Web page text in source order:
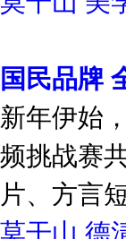
莫干山 美学
国民品牌
新年伊始
频挑战赛
片、方言